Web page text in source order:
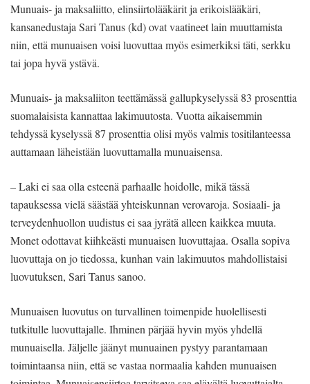
Munuais- ja maksaliitto, elinsiirtolääkärit ja erikoislääkäri,
kansanedustaja Sari Tanus (kd) ovat vaatineet lain muuttamista
niin, että munuaisen voisi luovuttaa myös esimerkiksi täti, serkku
tai jopa hyvä ystävä.
Munuais- ja maksaliiton teettämässä gallupkyselyssä 83 prosenttia
suomalaisista kannattaa lakimuutosta. Vuotta aikaisemmin
tehdyssä kyselyssä 87 prosenttia olisi myös valmis tositilanteessa
auttamaan läheistään luovuttamalla munuaisensa.
– Laki ei saa olla esteenä parhaalle hoidolle, mikä tässä
tapauksessa vielä säästää yhteiskunnan verovaroja. Sosiaali- ja
terveydenhuollon uudistus ei saa jyrätä alleen kaikkea muuta.
Monet odottavat kiihkeästi munuaisen luovuttajaa. Osalla sopiva
luovuttaja on jo tiedossa, kunhan vain lakimuutos mahdollistaisi
luovutuksen, Sari Tanus sanoo.
Munuaisen luovutus on turvallinen toimenpide huolellisesti
tutkitulle luovuttajalle. Ihminen pärjää hyvin myös yhdellä
munuaisella. Jäljelle jäänyt munuainen pystyy parantamaan
toimintaansa niin, että se vastaa normaalia kahden munuaisen